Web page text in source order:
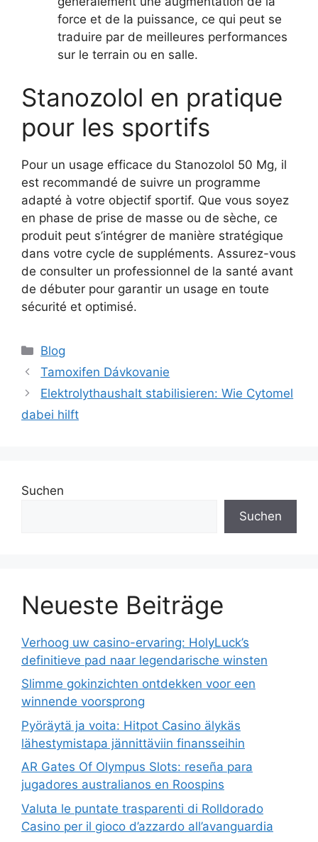
force et de la puissance, ce qui peut se
traduire par de meilleures performances
sur le terrain ou en salle.
Stanozolol en pratique
pour les sportifs
Pour un usage efficace du Stanozolol 50 Mg, il
est recommandé de suivre un programme
adapté à votre objectif sportif. Que vous soyez
en phase de prise de masse ou de sèche, ce
produit peut s’intégrer de manière stratégique
dans votre cycle de suppléments. Assurez-vous
de consulter un professionnel de la santé avant
de débuter pour garantir un usage en toute
sécurité et optimisé.
Blog
Tamoxifen Dávkovanie
Elektrolythaushalt stabilisieren: Wie Cytomel
dabei hilft
Suchen
Suchen
Neueste Beiträge
Verhoog uw casino-ervaring: HolyLuck’s
definitieve pad naar legendarische winsten
Slimme gokinzichten ontdekken voor een
winnende voorsprong
Pyöräytä ja voita: Hitpot Casino älykäs
lähestymistapa jännittäviin finansseihin
AR Gates Of Olympus Slots: reseña para
jugadores australianos en Roospins
Valuta le puntate trasparenti di Rolldorado
Casino per il gioco d’azzardo all’avanguardia